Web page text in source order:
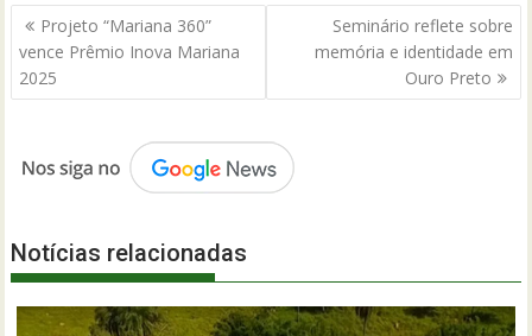
Navegação
de
Post
Projeto “Mariana 360”
vence Prêmio Inova Mariana
2025
Seminário reflete sobre
memória e identidade em
Ouro Preto
Notícias relacionadas